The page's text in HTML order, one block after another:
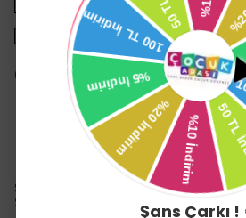
1500 TL üzeri ücretsiz kargo
14 gün içinde iade değişim
Ürün Açıklaması
Sevi Bebe Klimalı Puset ve Oto
Sevibebe birçok ürününü Şans Çarkı !